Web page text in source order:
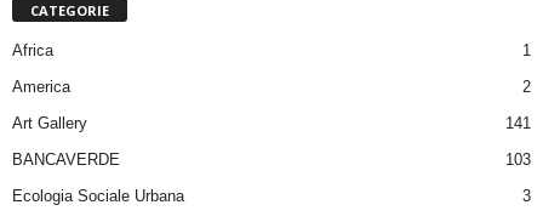
CATEGORIE
Africa
1
America
2
Art Gallery
141
BANCAVERDE
103
Ecologia Sociale Urbana
3